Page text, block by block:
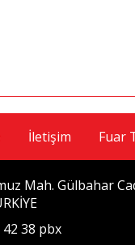
İletişim Fuar
Mah. Gülbahar
42 38 pbx